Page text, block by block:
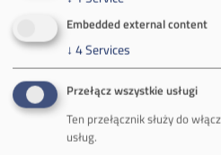
Spółka Południowy
Zakład
Embedded external content
↓ 4Services
Przełącz wszystkie usługi
Ten przełącznik służy do
usług.